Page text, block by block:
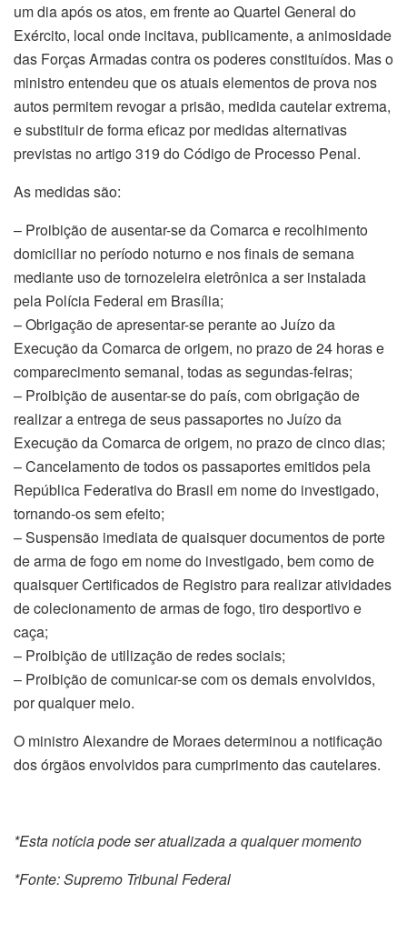
um dia após os atos, em frente ao Quartel General do
Exército, local onde incitava, publicamente, a animosidade
das Forças Armadas contra os poderes constituídos. Mas o
ministro entendeu que os atuais elementos de prova nos
autos permitem revogar a prisão, medida cautelar extrema,
e substituir de forma eficaz por medidas alternativas
previstas no artigo 319 do Código de Processo Penal.
As medidas são:
– Proibição de ausentar-se da Comarca e recolhimento
domiciliar no período noturno e nos finais de semana
mediante uso de tornozeleira eletrônica a ser instalada
pela Polícia Federal em Brasília;
– Obrigação de apresentar-se perante ao Juízo da
Execução da Comarca de origem, no prazo de 24 horas e
comparecimento semanal, todas as segundas-feiras;
– Proibição de ausentar-se do país, com obrigação de
realizar a entrega de seus passaportes no Juízo da
Execução da Comarca de origem, no prazo de cinco dias;
– Cancelamento de todos os passaportes emitidos pela
República Federativa do Brasil em nome do investigado,
tornando-os sem efeito;
– Suspensão imediata de quaisquer documentos de porte
de arma de fogo em nome do investigado, bem como de
quaisquer Certificados de Registro para realizar atividades
de colecionamento de armas de fogo, tiro desportivo e
caça;
– Proibição de utilização de redes sociais;
– Proibição de comunicar-se com os demais envolvidos,
por qualquer meio.
O ministro Alexandre de Moraes determinou a notificação
dos órgãos envolvidos para cumprimento das cautelares.
*Esta notícia pode ser atualizada a qualquer momento
*Fonte: Supremo Tribunal Federal